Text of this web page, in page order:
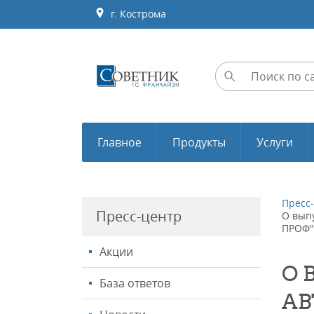
г. Кострома
Главное Продукты Услуги
Пресс-центр
Акции
База ответов
О
ПРОФ"
О